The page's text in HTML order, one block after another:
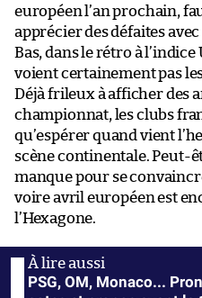
européen l’an prochain,
apprécier des défaites
Bas, dans le rétro à
voient certainement pas
Déjà frileux à afficher des
championnat, les clubs
qu’espérer quand vient
scène continentale. Peut-
manque pour se
voire avril européen est
l’Hexagone.
PSG, OM, Monaco...